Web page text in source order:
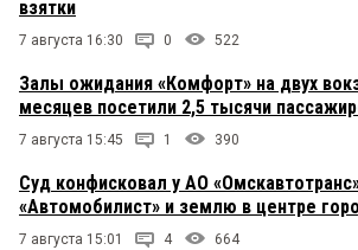
взятки
7 августа 16:30 0 522
Залы ожидания «Комфорт» на двух
месяцев посетили 2,5 тысячи
7 августа 15:45 1 390
Суд конфисковал у АО
«Автомобилист» и землю в центре
7 августа 15:01 4 664